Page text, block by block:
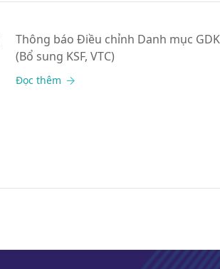
Thông báo Điều chỉnh Danh mục
(Bổ sung KSF, VTC)
Đọc thêm